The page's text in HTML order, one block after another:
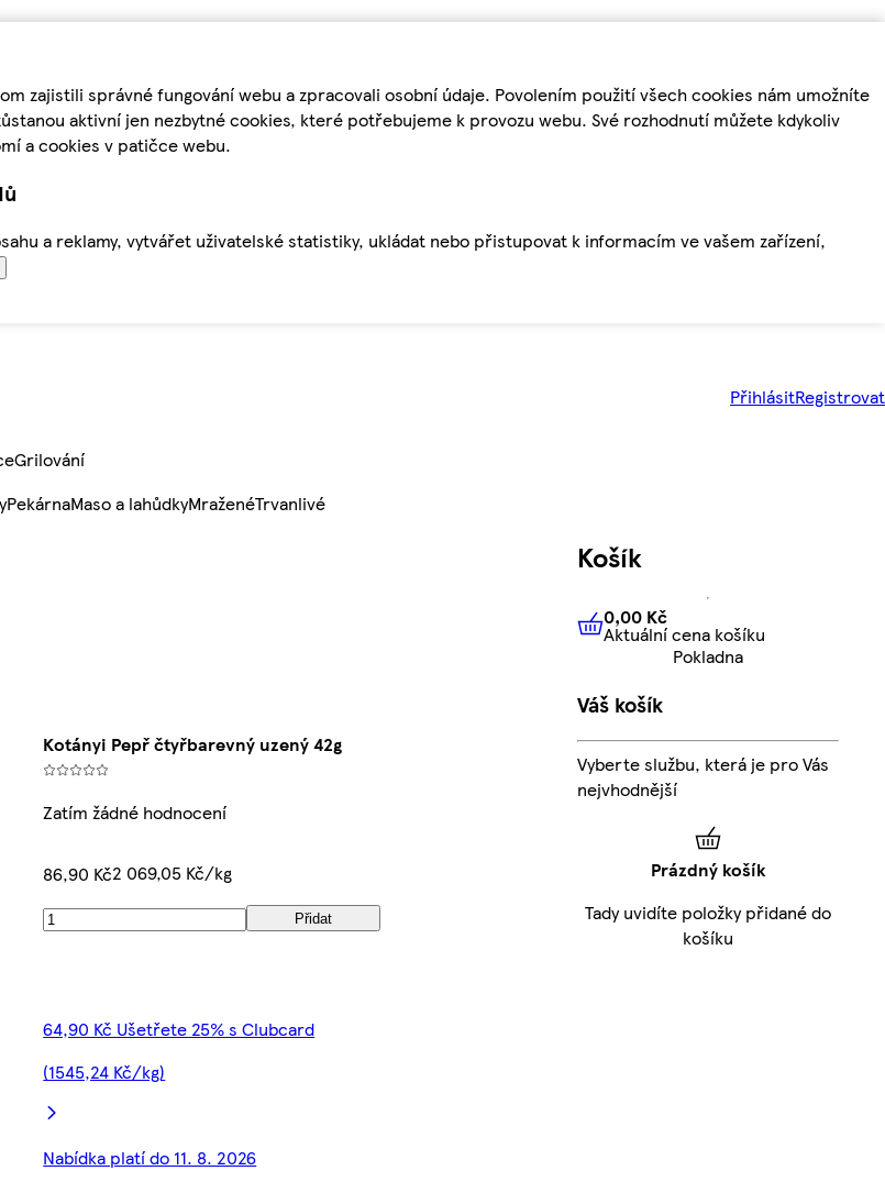
zajistili správné fungování webu a zpracovali osobní údaje. Povolením použití všech cookies nám umožníte
aktivní jen nezbytné cookies, které potřebujeme k provozu webu. Své rozhodnutí můžete kdykoliv
a cookies v patičce webu.
a reklamy, vytvářet uživatelské statistiky, ukládat nebo přistupovat k informacím ve vašem zařízení,
PřihlásitRegistrovat
Grilování
PekárnaMaso a lahůdkyMraženéTrvanlivé
Kotányi Pepř čtyřbarevný uzený 42g
Zatím žádné hodnocení
86,90 Kč2 069,05 Kč/kg
Přidat
64,90 Kč Ušetřete 25% s Clubcard
(1545,24 Kč/kg)
Nabídka platí do 11. 8. 2026
Košík
0,00 KčAktuální cena košíku
0,00 Kč
Aktuální cena košíku
Pokladna
Váš košík
Vyberte službu, která je pro Vás
nejvhodnější
Prázdný košík
Tady uvidíte položky přidané do
košíku